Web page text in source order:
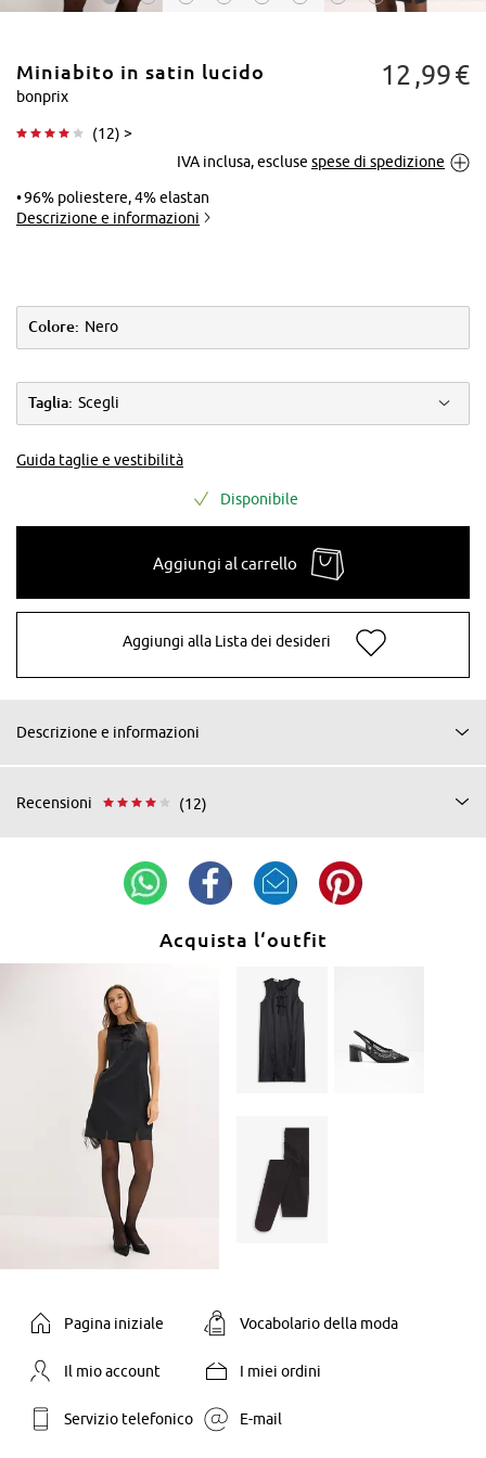
Tocca per
Miniabito in satin lucido
bonprix
(12) >
12 99€
IVA inclusa, escluse spese di spedizione
96% poliestere, 4% elastan
Descrizione e informazioni
Colore: Nero
Taglia: Scegli
Guida taglie e vestibilità
Disponibile
Aggiungi al carrello
Aggiungi alla Lista dei desideri
Descrizione e informazioni
Recensioni (12)
Acquista l‘outfit
Pagina iniziale Vocabolario della moda
Il mio account I miei ordini
Servizio telefonico E-mail